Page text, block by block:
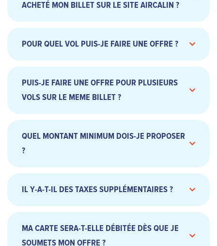
ACHETÉ MON BILLET SUR LE SITE AIRCALIN ?
POUR QUEL VOL PUIS-JE FAIRE UNE OFFRE ?
PUIS-JE FAIRE UNE OFFRE POUR PLUSIEURS
VOLS SUR LE MEME BILLET ?
QUEL MONTANT MINIMUM DOIS-JE PROPOSER
?
IL Y-A-T-IL DES TAXES SUPPLÉMENTAIRES ?
MA CARTE SERA-T-ELLE DÉBITÉE DÈS QUE JE
SOUMETS MON OFFRE ?